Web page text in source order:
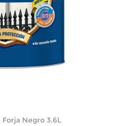
Negro 3.6L